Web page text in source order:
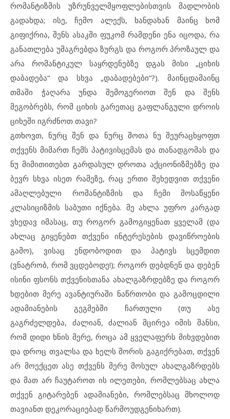
რომანტიზმის უზრუნველმყოფლებისთვის მადლობის
გადახდა; ისე, ჩემო ალექს, ხანდახან მაინც ხომ
გიფიქრია, შენს ასაკში ფუკომ რამდენი ენა იცოდა, რა
განათლება უმაგრებდა ზურგს და როგორ პროზაულ და
არა რომანტიკულ საყრდენებზე დგას მისი „ციხის
დაბადება“ და სხვა „დაბადებები“?). მაინცდამაინც
თმაში ჭაღარა უნდა შემოგერიოთ შენ და შენს
მეგობრებს, რომ ციხის გარეთაც გაფლანგული დროის
ციხეში იგრძნოთ თავი?
გთხოვთ, ნურც შენ და ნურც შოთა ნუ შეურაცხყოფთ
თქვენს მიმართ ჩემს პატივისცემას და თანადგომას და
ნუ მიმითითებთ გარდასულ დროთა აქციონიზმებზე და
ბევრ სხვა ისეთ რამეზე, რაც ერთი შეხედვით თქვენი
ამაღლებული რომანტიზმის და ჩემი მოსაწყენი
კლასიციზმის საბუთი იქნება. მე ახლა უფრო კარგად
ვხედავ იმასაც, თუ როგორ გამოგიყენათ ყველამ (და
ახლაც გიყენებთ თქვენი ინტერესების დავიწროების
გამო), ვისაც ენდობოდით და პატივს სცემდით
(ვნატრობ, რომ ვცდებოდე!); როგორ დებდნენ და დებენ
ისინი ფსონს თქვენისთანა ახალგაზრდებზე და როგორ
ხდებით მერე ავანტიურაში ნაწრთობი და გამოცდილი
ადამიანების გეგმებში ჩართული (თუ ასე
გაგრძელდება, ძალიან, ძალიან მცირეა იმის შანსი,
რომ დიდი ხნის მერე, როცა ამ ყველაფერს მიხვდებით
და დროც თვალსა და ხელს შორის გაგიქრებათ, თქვენ
არ მოექცეთ ასე თქვენს მერე მოსულ ახალგაზრდებს
და მათ არ ჩაუტაროთ ის ილეთები, რომლებსაც ახლა
თქვენ გიტარებენ ადამიანები, რომლებსაც მხოლოდ
თავიანთ დეკორაციებად წარმოუდგენიხართ).